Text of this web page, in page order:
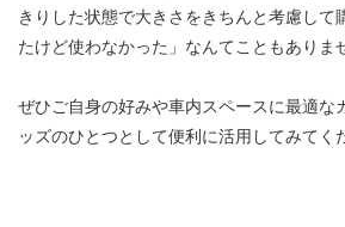
きりした状態で大きさをきちんと考慮して
たけど使わなかった」なんてこともありま
ぜひご自身の好みや車内スペースに最適な
ッズのひとつとして便利に活用してみてく